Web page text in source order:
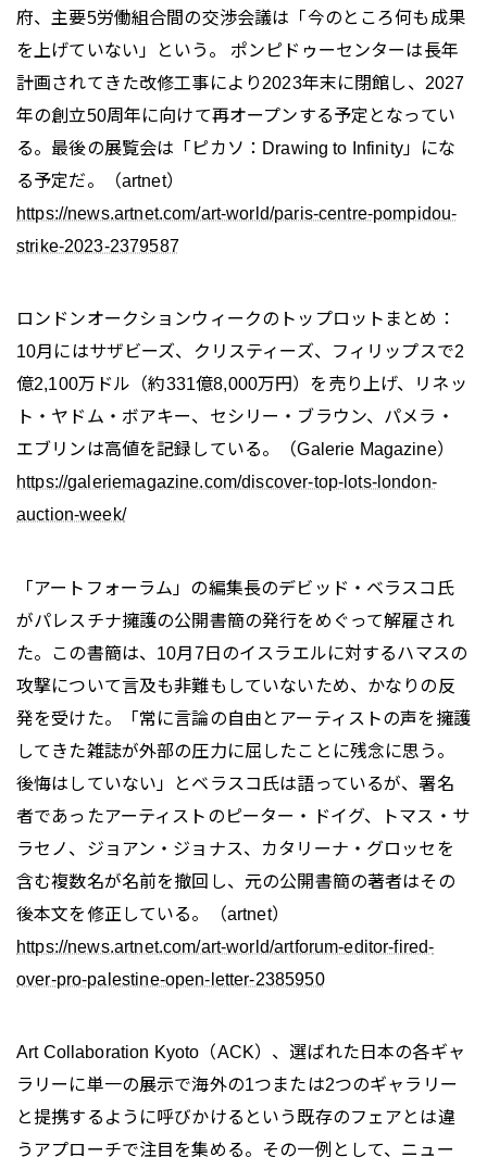
府、主要5労働組合間の交渉会議は「今のところ何も成果
を上げていない」という。 ポンピドゥーセンターは長年
計画されてきた改修工事により2023年末に閉館し、2027
年の創立50周年に向けて再オープンする予定となってい
る。最後の展覧会は「ピカソ：Drawing to Infinity」にな
る予定だ。（artnet）
https://news.artnet.com/art-world/paris-centre-pompidou-
strike-2023-2379587
ロンドンオークションウィークのトップロットまとめ：
10月にはサザビーズ、クリスティーズ、フィリップスで2
億2,100万ドル（約331億8,000万円）を売り上げ、リネッ
ト・ヤドム・ボアキー、セシリー・ブラウン、パメラ・
エブリンは高値を記録している。（Galerie Magazine）
https://galeriemagazine.com/discover-top-lots-london-
auction-week/
「アートフォーラム」の編集長のデビッド・ベラスコ氏
がパレスチナ擁護の公開書簡の発行をめぐって解雇され
た。この書簡は、10月7日のイスラエルに対するハマスの
攻撃について言及も非難もしていないため、かなりの反
発を受けた。「常に言論の自由とアーティストの声を擁護
してきた雑誌が外部の圧力に屈したことに残念に思う。
後悔はしていない」とベラスコ氏は語っているが、署名
者であったアーティストのピーター・ドイグ、トマス・サ
ラセノ、ジョアン・ジョナス、カタリーナ・グロッセを
含む複数名が名前を撤回し、元の公開書簡の著者はその
後本文を修正している。（artnet）
https://news.artnet.com/art-world/artforum-editor-fired-
over-pro-palestine-open-letter-2385950
Art Collaboration Kyoto（ACK）、選ばれた日本の各ギャ
ラリーに単一の展示で海外の1つまたは2つのギャラリー
と提携するように呼びかけるという既存のフェアとは違
うアプローチで注目を集める。その一例として、ニュー